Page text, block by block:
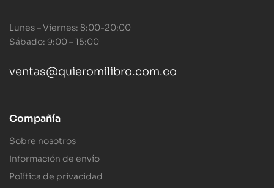
Lunes – Viernes: 8:00-20:00
Sábado: 9:00 – 15:00
ventas@quieromilibro.com.co
Compañía
Sobre nosotros
Información de envío
Política de privacidad